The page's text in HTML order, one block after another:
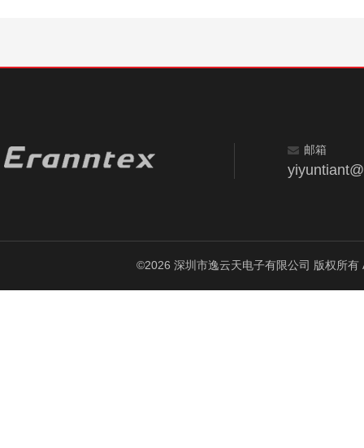
邮箱
©2026 深圳市逸云天电子有限公司 版权所有